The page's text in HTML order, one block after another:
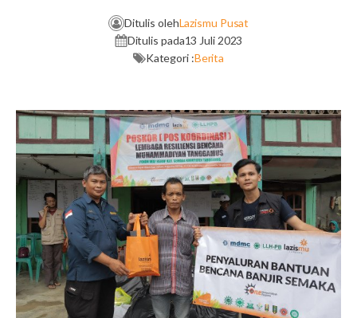
Ditulis olehLazismu Pusat
Ditulis pada13 Juli 2023
Kategori :Berita